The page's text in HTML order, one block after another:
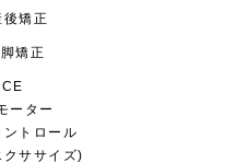
後矯正
矯正
ーター
ントロール
クササイズ)